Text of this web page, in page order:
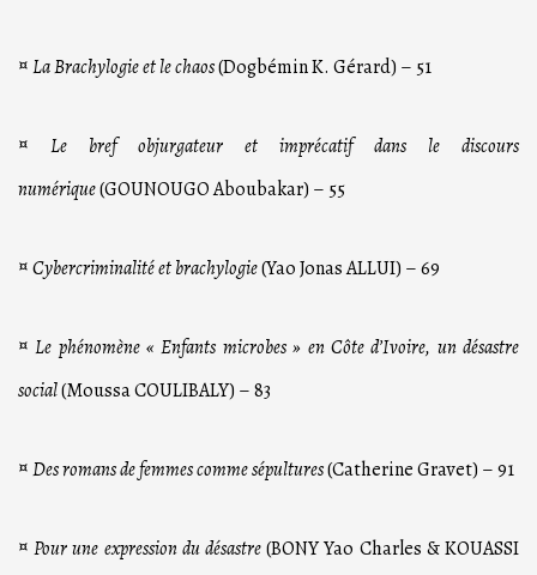
¤La Brachylogie et le chaos(Dogbémin K. Gérard) – 51
¤ Le bref objurgateur et imprécatif dans le discours
numérique(GOUNOUGO Aboubakar) – 55
¤Cybercriminalité et brachylogie(Yao Jonas ALLUI) – 69
¤Le phénomène « Enfants microbes » en Côte d’Ivoire, un désastre
social(Moussa COULIBALY) – 83
¤Des romans de femmes comme sépultures(Catherine Gravet) – 91
¤Pour une expression du désastre(BONY Yao Charles & KOUASSI